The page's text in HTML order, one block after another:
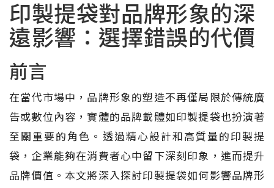
印製提袋對品牌形象的深
遠影響：選擇錯誤的代價
前言
在當代市場中，品牌形象的塑造不再僅局限於傳統廣
告或數位內容，實體的品牌載體如印製提袋也扮演著
至關重要的角色。透過精心設計和高質量的印製提
袋，企業能夠在消費者心中留下深刻印象，進而提升
品牌價值。本文將深入探討印製提袋如何影響品牌形